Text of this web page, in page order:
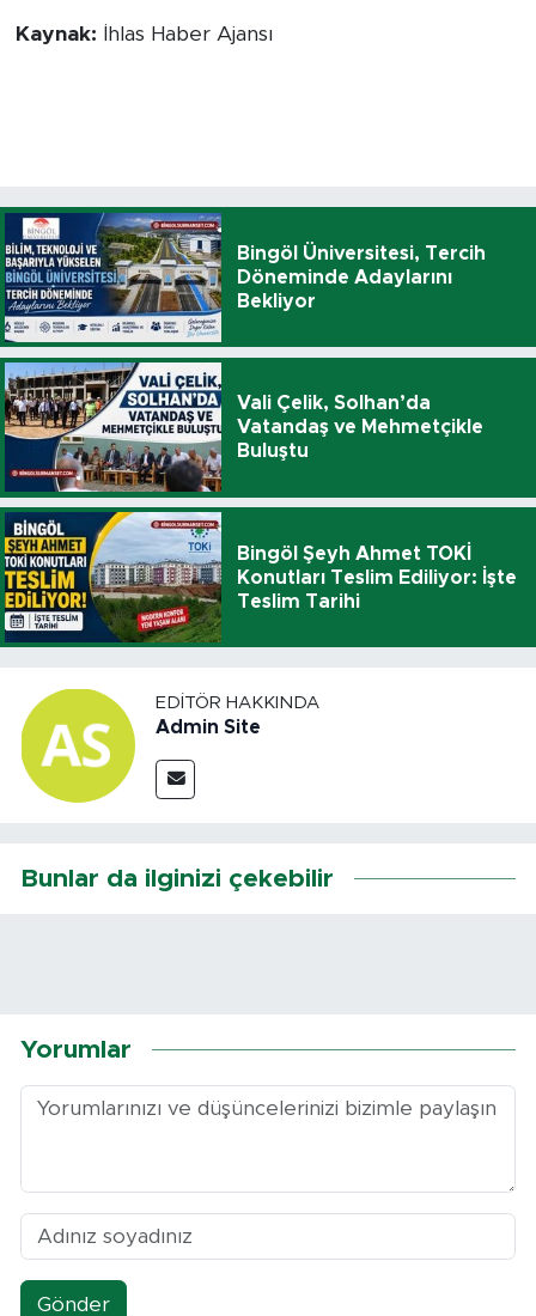
Kaynak: İhlas Haber Ajansı
Bingöl Üniversitesi, Tercih
Döneminde Adaylarını
Bekliyor
Vali Çelik, Solhan’da
Vatandaş ve Mehmetçikle
Buluştu
Bingöl Şeyh Ahmet TOKİ
Konutları Teslim Ediliyor: İşte
Teslim Tarihi
EDITÖR HAKKINDA
Admin Site
Bunlar da ilginizi çekebilir
Yorumlar
Gönder